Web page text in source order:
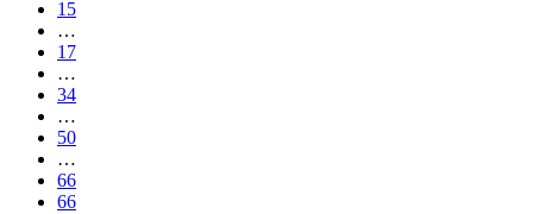
15
…
17
…
34
…
50
…
66
66